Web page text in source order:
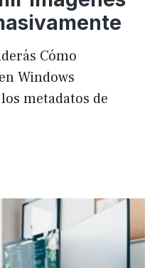
Cómo
Windows
metadatos de